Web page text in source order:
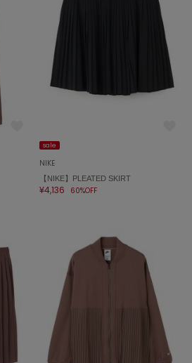
sale
NIKE
【NIKE】PLEATED SKIRT
¥4,136 60%OFF